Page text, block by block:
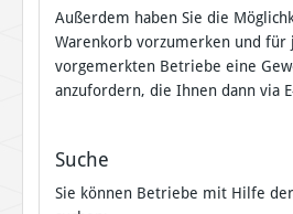
Außerdem haben Sie die
Warenkorb vorzumerken und für
vorgemerkten Betriebe eine
anzufordern, die Ihnen dann via
Suche
Sie können Betriebe mit Hilfe